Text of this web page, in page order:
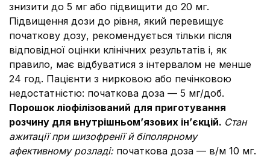
знизити до 5 мг або підвищити до 20 мг.
Підвищення дози до рівня, який перевищує
початкову дозу, рекомендується тільки після
відповідної оцінки клінічних результатів і, як
правило, має відбуватися з інтервалом не менше
24 год. Пацієнти з нирковою або печінковою
недостатністю: початкова доза — 5 мг/доб.
Порошок ліофілізований для приготування
розчину для внутрішньом’язових ін’єкцій. Стан
ажитації при шизофренії й біполярному
афективному розладі:початкова доза — в/м 10 мг.